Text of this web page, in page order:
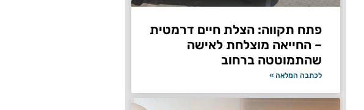
פתח תקווה: הצלת חיים דרמטית
– החייאה מוצלחת לאישה
שהתמוטטה ברחוב
לכתבה המלאה »